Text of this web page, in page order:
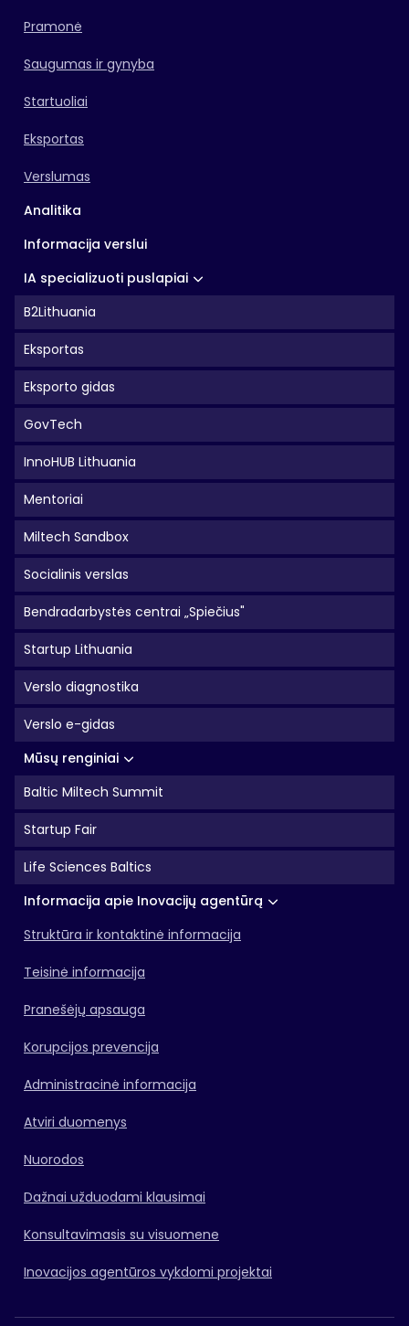
Pramonė
Saugumas ir gynyba
Startuoliai
Eksportas
Verslumas
Analitika
Informacija verslui
IA specializuoti puslapiai
B2Lithuania
Eksportas
Eksporto gidas
GovTech
InnoHUB Lithuania
Mentoriai
Miltech Sandbox
Socialinis verslas
Bendradarbystės centrai „Spiečius"
Startup Lithuania
Verslo diagnostika
Verslo e-gidas
Mūsų renginiai
Baltic Miltech Summit
Startup Fair
Life Sciences Baltics
Informacija apie Inovacijų agentūrą
Struktūra ir kontaktinė informacija
Teisinė informacija
Pranešėjų apsauga
Korupcijos prevencija
Administracinė informacija
Atviri duomenys
Nuorodos
Dažnai užduodami klausimai
Konsultavimasis su visuomene
Inovacijos agentūros vykdomi projektai